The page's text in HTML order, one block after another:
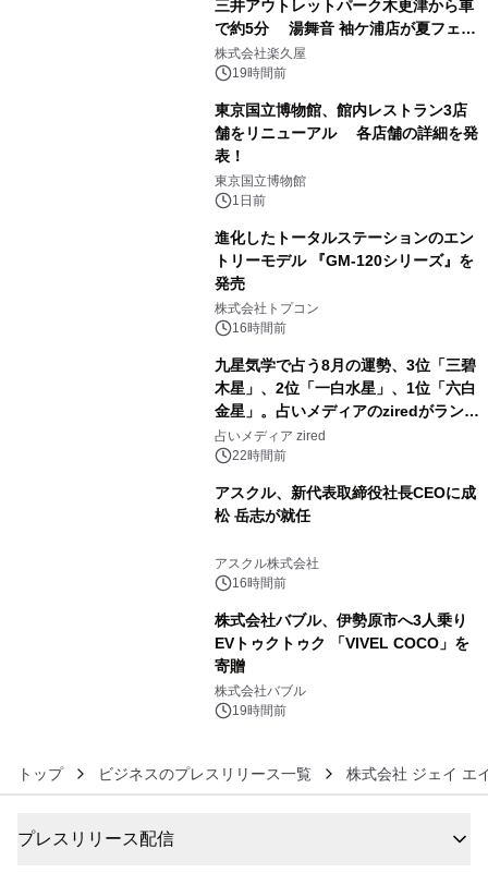
三井アウトレットパーク木更津から車
で約5分 湯舞音 袖ケ浦店が夏フェア
メニューを提供
株式会社楽久屋
19時間前
東京国立博物館、館内レストラン3店
舗をリニューアル 各店舗の詳細を発
表！
東京国立博物館
1日前
進化したトータルステーションのエン
トリーモデル 『GM-120シリーズ』を
発売
株式会社トプコン
16時間前
九星気学で占う8月の運勢、3位「三碧
木星」、2位「一白水星」、1位「六白
金星」。占いメディアのziredがランキ
ングを発表
占いメディア zired
22時間前
アスクル、新代表取締役社長CEOに成
松 岳志が就任
アスクル株式会社
16時間前
株式会社バブル、伊勢原市へ3人乗り
EVトゥクトゥク 「VIVEL COCO」を
寄贈
株式会社バブル
19時間前
トップ ビジネスのプレスリリース一覧 株式会社 ジェイ エ
プレスリリース配信